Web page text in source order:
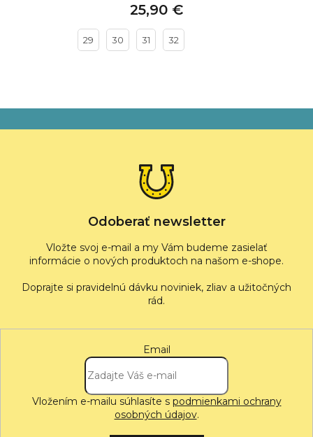
25,90 €
29 30 31 32
á
Odoberať newsletter
Vložte svoj e-mail a my Vám budeme zasielať
informácie o nových produktoch na našom e-shope.
Email
Vložením e-mailu súhlasíte s podmienkami ochrany
osobných údajov.